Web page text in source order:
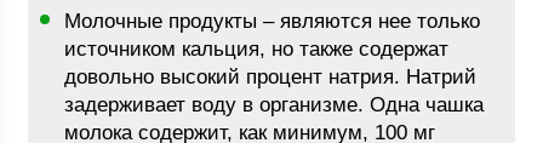
Молочные продукты – являются нее только
источником кальция, но также содержат
довольно высокий процент натрия. Натрий
задерживает воду в организме. Одна чашка
молока содержит, как минимум, 100 мг